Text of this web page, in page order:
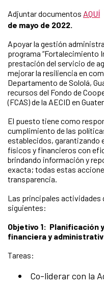
Adjuntar documentos AQUÍ
de mayo de 2022.
Apoyar la gestión
programa “Fortalecimiento
prestación del servicio de
mejorar la resiliencia en
Departamento de Sololá,
recursos del Fondo de
(FCAS) de la AECID en
El puesto tiene como
cumplimiento de las
establecidos, garantizando
físicos y financieros con
brindando información y
exacta; todas estas
transparencia.
Las principales actividades
siguientes:
Objetivo 1: Planificación
financiera y
Tareas:
Co-liderar con la